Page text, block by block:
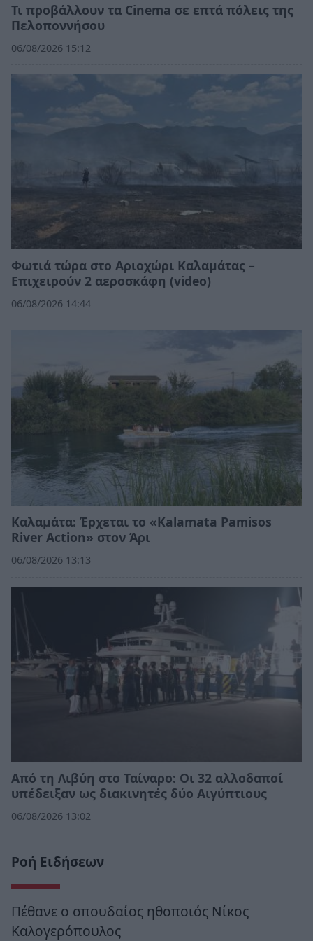
Τι προβάλλουν τα Cinema σε επτά πόλεις της
Πελοποννήσου
06/08/2026 15:12
Φωτιά τώρα στο Αριοχώρι Καλαμάτας –
Επιχειρούν 2 αεροσκάφη (video)
06/08/2026 14:44
Καλαμάτα: Έρχεται το «Kalamata Pamisos
River Action» στον Άρι
06/08/2026 13:13
Από τη Λιβύη στο Ταίναρο: Οι 32 αλλοδαποί
υπέδειξαν ως διακινητές δύο Αιγύπτιους
06/08/2026 13:02
Ροή Ειδήσεων
Πέθανε ο σπουδαίος ηθοποιός Νίκος
Καλογερόπουλος